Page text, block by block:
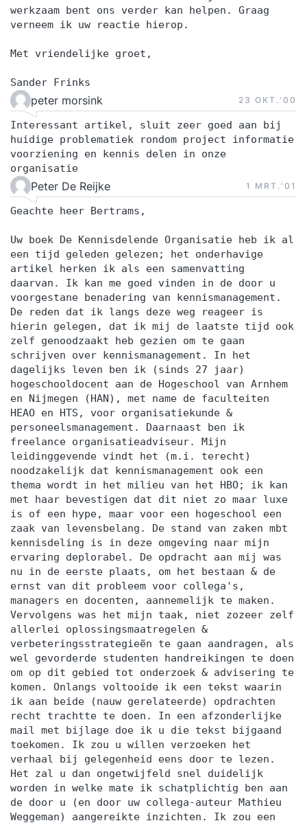
werkzaam bent ons verder kan helpen. Graag
verneem ik uw reactie hierop.
Met vriendelijke groet,
Sander Frinks
peter morsink 23 OKT.‘00
Interessant artikel, sluit zeer goed aan bij
huidige problematiek rondom project informatie
voorziening en kennis delen in onze
organisatie
Peter De Reijke 1 MRT.‘01
Geachte heer Bertrams,
Uw boek De Kennisdelende Organisatie heb ik al
een tijd geleden gelezen; het onderhavige
artikel herken ik als een samenvatting
daarvan. Ik kan me goed vinden in de door u
voorgestane benadering van kennismanagement.
De reden dat ik langs deze weg reageer is
hierin gelegen, dat ik mij de laatste tijd ook
zelf genoodzaakt heb gezien om te gaan
schrijven over kennismanagement. In het
dagelijks leven ben ik (sinds 27 jaar)
hogeschooldocent aan de Hogeschool van Arnhem
en Nijmegen (HAN), met name de faculteiten
HEAO en HTS, voor organisatiekunde &
personeelsmanagement. Daarnaast ben ik
freelance organisatieadviseur. Mijn
leidinggevende vindt het (m.i. terecht)
noodzakelijk dat kennismanagement ook een
thema wordt in het milieu van het HBO; ik kan
met haar bevestigen dat dit niet zo maar luxe
is of een hype, maar voor een hogeschool een
zaak van levensbelang. De stand van zaken mbt
kennisdeling is in deze omgeving naar mijn
ervaring deplorabel. De opdracht aan mij was
nu in de eerste plaats, om het bestaan & de
ernst van dit probleem voor collega's,
managers en docenten, aannemelijk te maken.
Vervolgens was het mijn taak, niet zozeer zelf
allerlei oplossingsmaatregelen &
verbeteringsstrategieën te gaan aandragen, als
wel gevorderde studenten handreikingen te doen
om op dit gebied tot onderzoek & advisering te
komen. Onlangs voltooide ik een tekst waarin
ik aan beide (nauw gerelateerde) opdrachten
recht trachtte te doen. In een afzonderlijke
mail met bijlage doe ik u die tekst bijgaand
toekomen. Ik zou u willen verzoeken het
verhaal bij gelegenheid eens door te lezen.
Het zal u dan ongetwijfeld snel duidelijk
worden in welke mate ik schatplichtig ben aan
de door u (en door uw collega-auteur Mathieu
Weggeman) aangereikte inzichten. Ik zou een